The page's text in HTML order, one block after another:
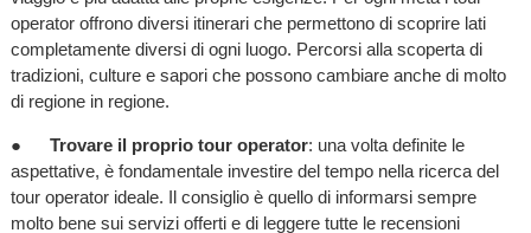
operator offrono diversi itinerari che permettono di scoprire lati
completamente diversi di ogni luogo. Percorsi alla scoperta di
tradizioni, culture e sapori che possono cambiare anche di molto
di regione in regione.
● Trovare il proprio tour operator: una volta definite le
aspettative, è fondamentale investire del tempo nella ricerca del
tour operator ideale. Il consiglio è quello di informarsi sempre
molto bene sui servizi offerti e di leggere tutte le recensioni